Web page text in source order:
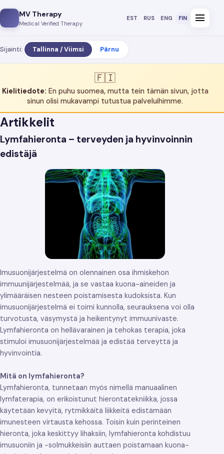
MV Therapy
Medical Verified Therapy
EST RUS ENG FIN menu
Sijainti: Tallinna / Viimsi Pärnu
🇫🇮
Kielitiedote: En puhu suomea, mutta tein tämän sivun, jotta
sinun olisi mukavampi tutustua palveluihimme.
Artikkelit
Lymfahieronta – terveyden ja hyvinvoinnin
edistäjä
Imusuonijärjestelmä on olennainen osa ihmiskehon
immuunijärjestelmää, ja se vastaa kuona-aineiden ja
ylimääräisen nesteen poistamisesta kudoksista. Kun
imusuonijärjestelmä ei toimi kunnolla, seurauksena voi olla
turvotusta, väsymystä ja heikentynyt immuunivaste.
Lymfahieronta on hellävarainen ja tehokas terapia, joka
stimuloi imusuonijärjestelmää ja edistää terveyttä ja
hyvinvointia.
Mitä on lymfahieronta?
Lymfahieronta, tunnetaan myös nimellä manuaalinen
lymfaterapia, on erikoistunut hierontatekniikka, jossa
käytetään kevyitä, rytmikkäitä liikkeitä edistämään
imunesteen virtausta kehossa. Toisin kuin perinteinen
hieronta, joka keskittyy lihaksiin, lymfahieronta kohdistuu
imusuoniin ja -solmukkeisiin auttaen poistamaan kuona-